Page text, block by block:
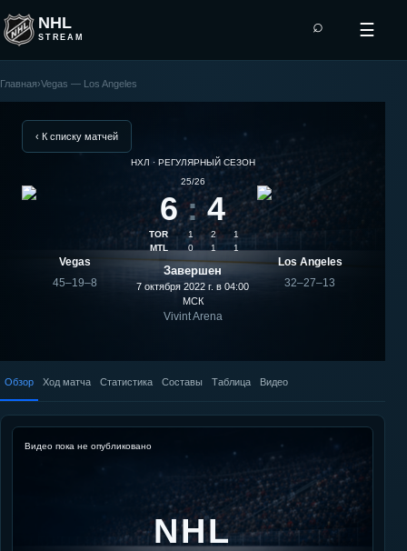
NHL
STREAM
⌕ ☰
Los
Angeles
результат
матча
Главная›Vegas — Los Angeles
‹ К списку матчей
Vegas
45–19–8
НХЛ · РЕГУЛЯРНЫЙ СЕЗОН
25/26
6 : 4
TOR 1 2
1
MTL
0 1 1
Завершен
7 октября 2022 г. в 04:00
МСК
Vivint Arena
Los Angeles
32–27–13
Обзор Ход матча Статистика Составы Таблица Видео
Видео пока не опубликовано
NHL